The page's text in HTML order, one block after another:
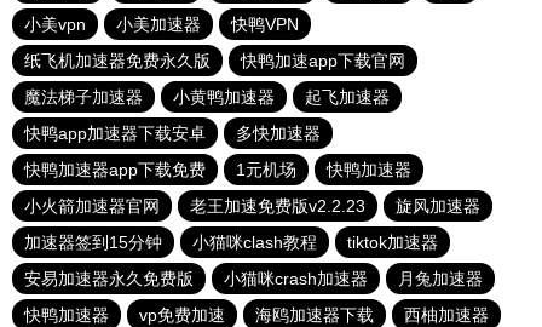
小美vpn
小美加速器
快鸭VPN
纸飞机加速器免费永久版
快鸭加速app下载官网
魔法梯子加速器
小黄鸭加速器
起飞加速器
快鸭app加速器下载安卓
多快加速器
快鸭加速器app下载免费
1元机场
快鸭加速器
小火箭加速器官网
老王加速免费版v2.2.23
旋风加速器
加速器签到15分钟
小猫咪clash教程
tiktok加速器
安易加速器永久免费版
小猫咪crash加速器
月兔加速器
快鸭加速器
vp免费加速 海鸥加速器下载
西柚加速器